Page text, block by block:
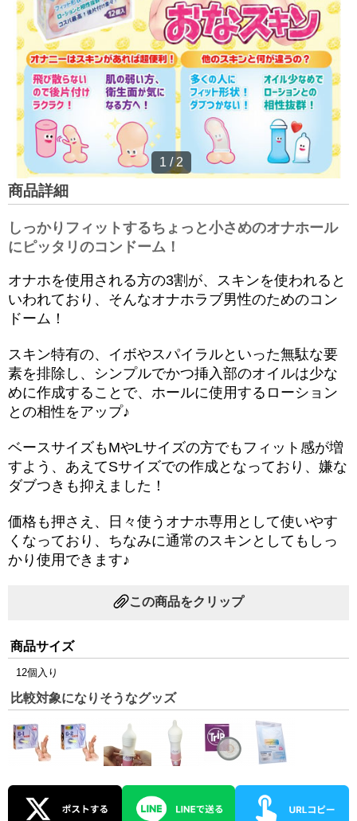
1 /2
商品詳細
しっかりフィットするちょっと小さめのオナホール
にピッタリのコンドーム！
オナホを使用される方の3割が、スキンを使われると
いわれており、そんなオナホラブ男性のためのコン
ドーム！
スキン特有の、イボやスパイラルといった無駄な要
素を排除し、シンプルでかつ挿入部のオイルは少な
めに作成することで、ホールに使用するローション
との相性をアップ♪
ベースサイズもMやLサイズの方でもフィット感が増
すよう、あえてSサイズでの作成となっており、嫌な
ダブつきも抑えました！
価格も押さえ、日々使うオナホ専用として使いやす
くなっており、ちなみに通常のスキンとしてもしっ
かり使用できます♪
この商品をクリップ
商品サイズ
12個入り
比較対象になりそうなグッズ